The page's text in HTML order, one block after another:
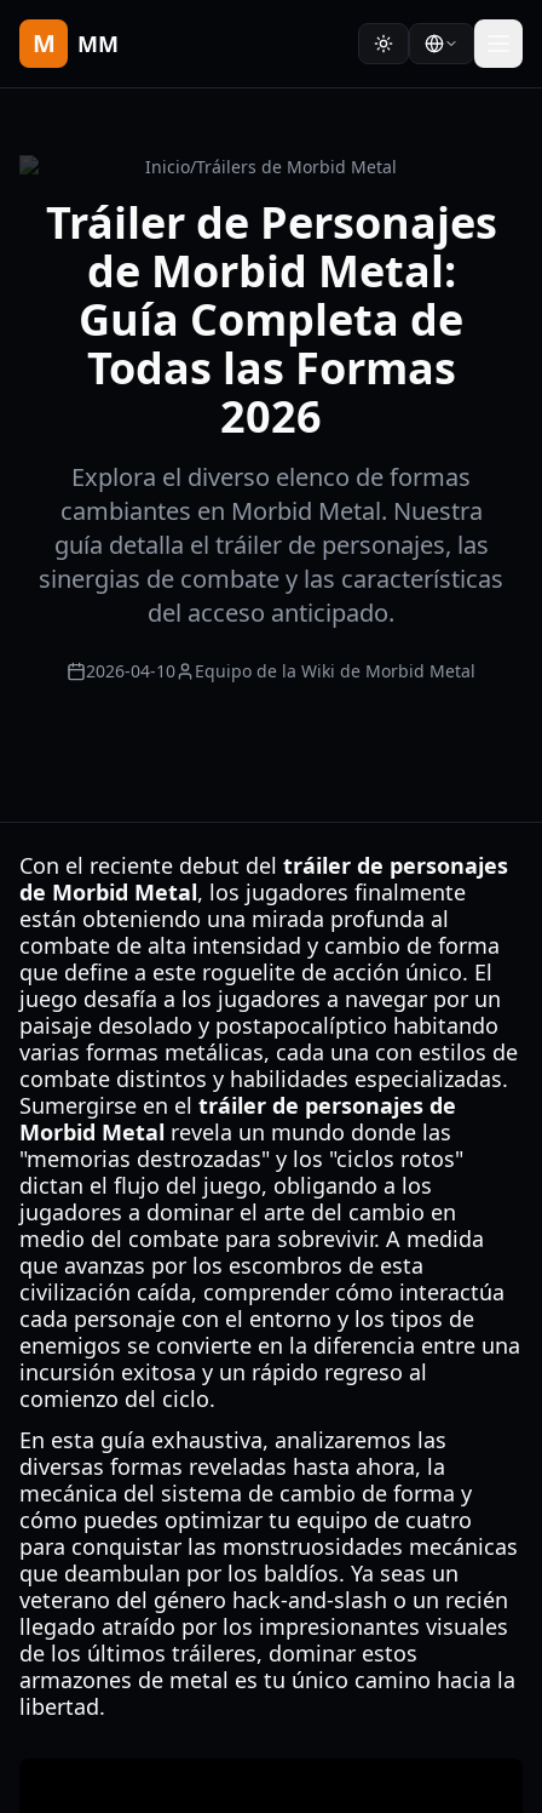
M MM
Inicio/Tráilers de Morbid Metal
Tráiler de Personajes
de Morbid Metal:
Guía Completa de
Todas las Formas
2026
Explora el diverso elenco de formas
cambiantes en Morbid Metal. Nuestra
guía detalla el tráiler de personajes, las
sinergias de combate y las características
del acceso anticipado.
2026-04-10 Equipo de la Wiki de Morbid Metal
Con el reciente debut del tráiler de personajes
de Morbid Metal, los jugadores finalmente
están obteniendo una mirada profunda al
combate de alta intensidad y cambio de forma
que define a este roguelite de acción único. El
juego desafía a los jugadores a navegar por un
paisaje desolado y postapocalíptico habitando
varias formas metálicas, cada una con estilos de
combate distintos y habilidades especializadas.
Sumergirse en el tráiler de personajes de
Morbid Metal revela un mundo donde las
"memorias destrozadas" y los "ciclos rotos"
dictan el flujo del juego, obligando a los
jugadores a dominar el arte del cambio en
medio del combate para sobrevivir. A medida
que avanzas por los escombros de esta
civilización caída, comprender cómo interactúa
cada personaje con el entorno y los tipos de
enemigos se convierte en la diferencia entre una
incursión exitosa y un rápido regreso al
comienzo del ciclo.
En esta guía exhaustiva, analizaremos las
diversas formas reveladas hasta ahora, la
mecánica del sistema de cambio de forma y
cómo puedes optimizar tu equipo de cuatro
para conquistar las monstruosidades mecánicas
que deambulan por los baldíos. Ya seas un
veterano del género hack-and-slash o un recién
llegado atraído por los impresionantes visuales
de los últimos tráileres, dominar estos
armazones de metal es tu único camino hacia la
libertad.